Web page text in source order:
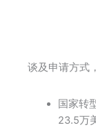
谈及申请方式
国家转
23.5万